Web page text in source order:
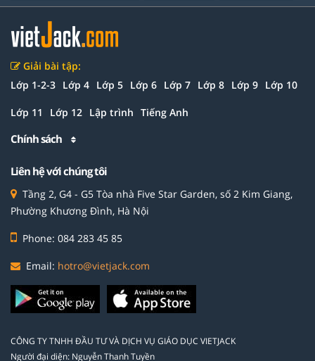
Giải bài tập:
Lớp 1-2-3 Lớp 4 Lớp 5 Lớp 6 Lớp 7 Lớp 8 Lớp 9 Lớp 10
Lớp 11 Lớp 12 Lập trình Tiếng Anh
Chính sách
Liên hệ với chúng tôi
Tầng 2, G4 - G5 Tòa nhà Five Star Garden, số 2 Kim Giang,
Phường Khương Đình, Hà Nội
Phone: 084 283 45 85
Email: hotro@vietjack.com
CÔNG TY TNHH ĐẦU TƯ VÀ DỊCH VỤ GIÁO DỤC VIETJACK
Người đại diện: Nguyễn Thanh Tuyền